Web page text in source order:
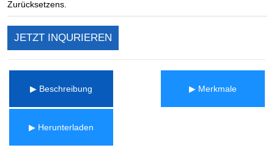
JETZT INQURIEREN
▶ Beschreibung ▶ Merkmale
▶ Herunterladen